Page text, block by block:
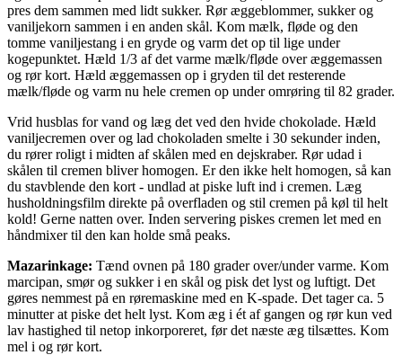
pres dem sammen med lidt sukker. Rør æggeblommer, sukker og
vaniljekorn sammen i en anden skål. Kom mælk, fløde og den
tomme vaniljestang i en gryde og varm det op til lige under
kogepunktet. Hæld 1/3 af det varme mælk/fløde over æggemassen
og rør kort. Hæld æggemassen op i gryden til det resterende
mælk/fløde og varm nu hele cremen op under omrøring til 82 grader.
Vrid husblas for vand og læg det ved den hvide chokolade. Hæld
vaniljecremen over og lad chokoladen smelte i 30 sekunder inden,
du rører roligt i midten af skålen med en dejskraber. Rør udad i
skålen til cremen bliver homogen. Er den ikke helt homogen, så kan
du stavblende den kort - undlad at piske luft ind i cremen. Læg
husholdningsfilm direkte på overfladen og stil cremen på køl til helt
kold! Gerne natten over. Inden servering piskes cremen let med en
håndmixer til den kan holde små peaks.
Mazarinkage: Tænd ovnen på 180 grader over/under varme. Kom
marcipan, smør og sukker i en skål og pisk det lyst og luftigt. Det
gøres nemmest på en røremaskine med en K-spade. Det tager ca. 5
minutter at piske det helt lyst. Kom æg i ét af gangen og rør kun ved
lav hastighed til netop inkorporeret, før det næste æg tilsættes. Kom
mel i og rør kort.